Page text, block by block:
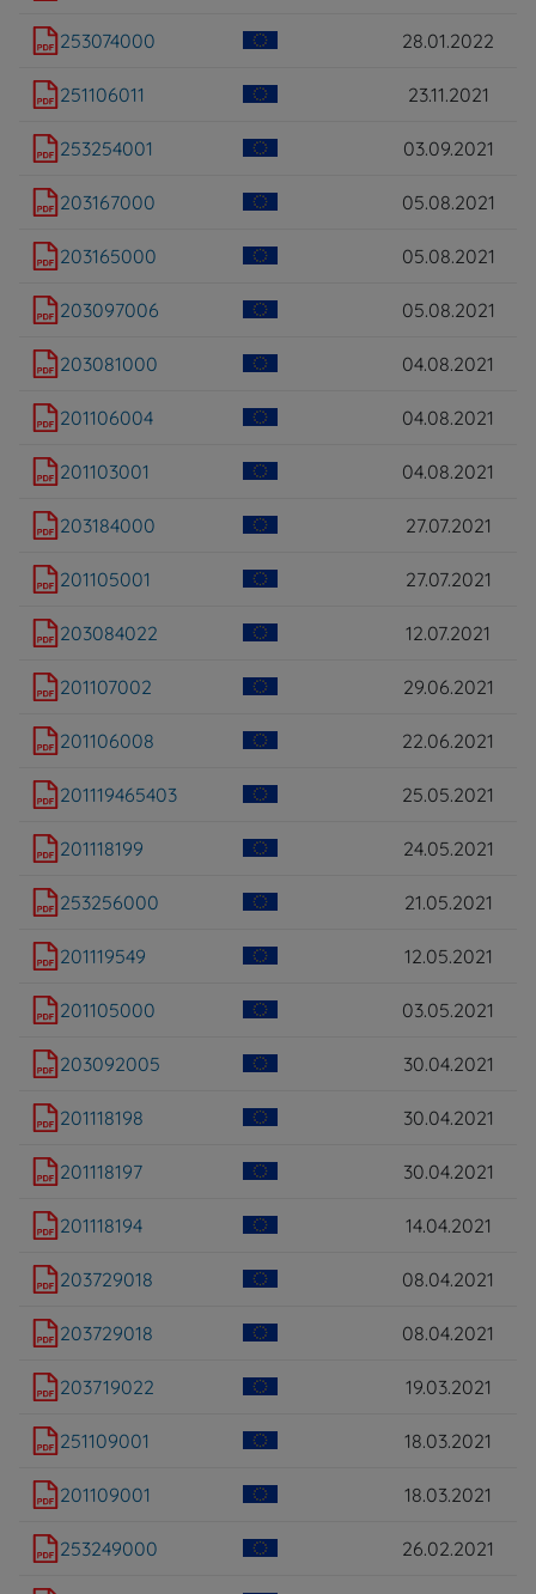
253074000 28.01.2022
251106011 23.11.2021
253254001 03.09.2021
203167000 05.08.2021
203165000 05.08.2021
203097006 05.08.2021
203081000 04.08.2021
201106004 04.08.2021
201103001 04.08.2021
203184000 27.07.2021
201105001 27.07.2021
203084022 12.07.2021
201107002 29.06.2021
201106008 22.06.2021
201119465403 25.05.2021
201118199 24.05.2021
253256000 21.05.2021
201119549 12.05.2021
201105000 03.05.2021
203092005 30.04.2021
201118198 30.04.2021
201118197 30.04.2021
201118194 14.04.2021
203729018 08.04.2021
203729018 08.04.2021
203719022 19.03.2021
251109001 18.03.2021
201109001 18.03.2021
253249000 26.02.2021